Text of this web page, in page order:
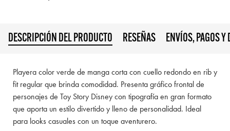
DESCRIPCIÓN DEL PRODUCTO RESEÑAS ENVÍOS, PAGOS Y
Playera color verde de manga corta con cuello redondo en rib y
fit regular que brinda comodidad. Presenta gráfico frontal de
personajes de Toy Story Disney con tipografía en gran formato
que aporta un estilo divertido y lleno de personalidad. Ideal
para looks casuales con un toque aventurero.